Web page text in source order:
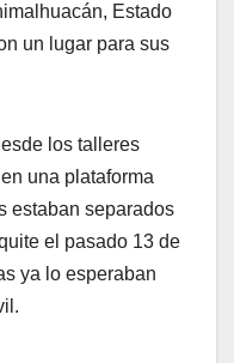
Estado
un lugar para sus
los talleres
una plataforma
estaban separados
el pasado 13 de
ya lo esperaban